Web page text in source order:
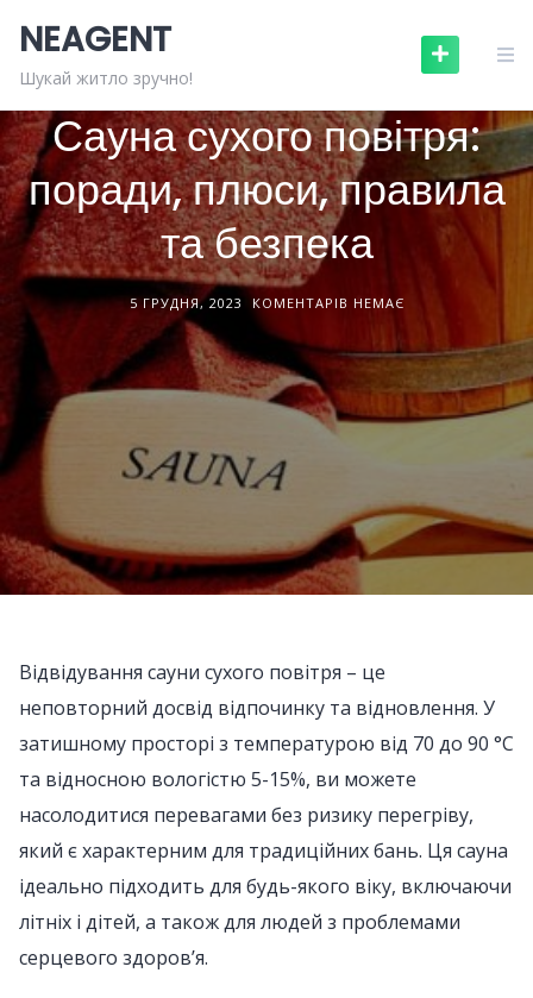
content
NEAGENT
Шукай житло зручно!БУДІВНИЦТВО ТА РЕМОНТ
Сауна сухого повітря:
поради, плюси, правила
та безпека
5 ГРУДНЯ, 2023 КОМЕНТАРІВ НЕМАЄ
Відвідування сауни сухого повітря – це
неповторний досвід відпочинку та відновлення. У
затишному просторі з температурою від 70 до 90 °C
та відносною вологістю 5-15%, ви можете
насолодитися перевагами без ризику перегріву,
який є характерним для традиційних бань. Ця сауна
ідеально підходить для будь-якого віку, включаючи
літніх і дітей, а також для людей з проблемами
серцевого здоров’я.